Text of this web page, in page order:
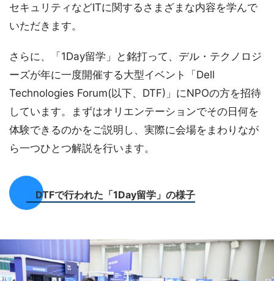
セキュリティなどITに関するさまざまな内容を学んで
いただきます。
さらに、「1Day留学」と銘打って、デル・テクノロジ
ーズが年に一度開催する大型イベント「Dell
Technologies Forum(以下、DTF)」にNPOの方を招待
しています。まずはオリエンテーションでその日何を
体験できるのかをご説明し、実際に会場をまわりなが
ら一つひとつ解説を行います。
DTFで行われた「1Day留学」の様子